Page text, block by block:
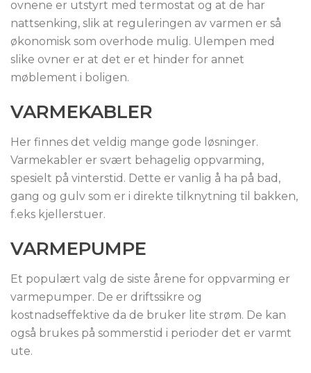
ovnene er utstyrt med termostat og at de har
nattsenking, slik at reguleringen av varmen er så
økonomisk som overhode mulig. Ulempen med
slike ovner er at det er et hinder for annet
møblement i boligen.
VARMEKABLER
Her finnes det veldig mange gode løsninger.
Varmekabler er svært behagelig oppvarming,
spesielt på vinterstid. Dette er vanlig å ha på bad,
gang og gulv som er i direkte tilknytning til bakken,
f.eks kjellerstuer.
VARMEPUMPE
Et populært valg de siste årene for oppvarming er
varmepumper. De er driftssikre og
kostnadseffektive da de bruker lite strøm. De kan
også brukes på sommerstid i perioder det er varmt
ute.